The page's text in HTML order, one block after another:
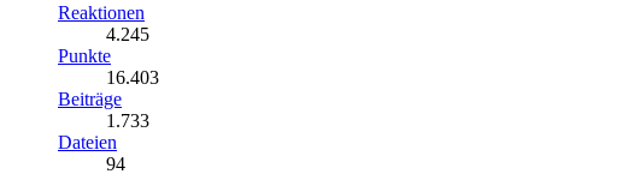
Reaktionen
4.245
Punkte
16.403
Beiträge
1.733
Dateien
94